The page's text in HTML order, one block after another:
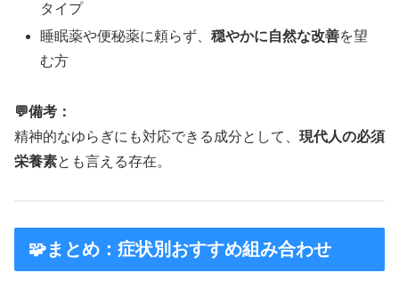
タイプ
睡眠薬や便秘薬に頼らず、穏やかに自然な改善を望
む方
💬備考：
精神的なゆらぎにも対応できる成分として、 現代人の必須
栄養素とも言える存在。
🧩まとめ：症状別おすすめ組み合わせ